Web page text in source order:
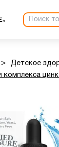
> Детское
комплекса